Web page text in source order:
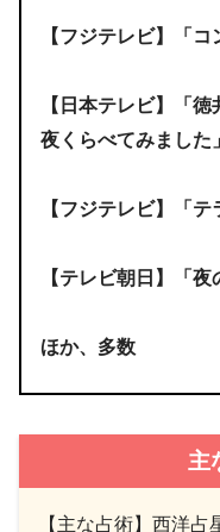
【フジテレビ】「
【日本テレビ】「
夜くらべてみました」
【フジテレビ】「テ
【テレビ朝日】「夜
ほか、多数
主
【主な占術】西洋